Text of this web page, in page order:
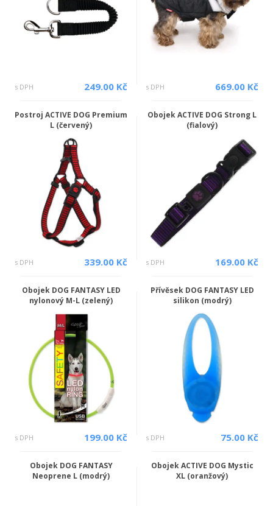
s DPH 249.00 Kč s DPH 669.00 Kč
Postroj ACTIVE DOG Premium
L (červený)
s DPH 339.00 Kč
Obojek ACTIVE DOG Strong L
(fialový)
s DPH 169.00 Kč
Obojek DOG FANTASY LED
nylonový M-L (zelený)
s DPH 199.00 Kč
Přívěsek DOG FANTASY LED
silikon (modrý)
s DPH 75.00 Kč
Obojek DOG FANTASY
Neoprene L (modrý)
Obojek ACTIVE DOG Mystic
XL (oranžový)